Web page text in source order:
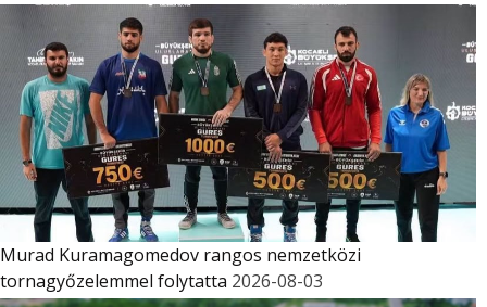
Murad Kuramagomedov rangos nemzetközi
tornagyőzelemmel folytatta 2026-08-03